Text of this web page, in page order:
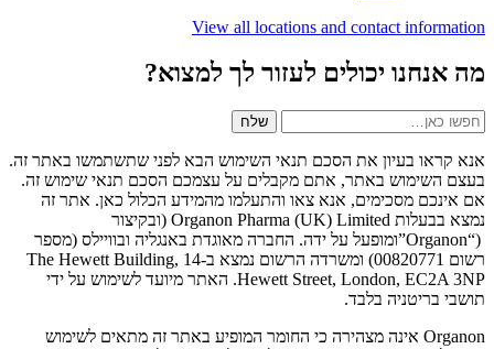
View all locations and contact information
מה אנחנו יכולים לעזור לך למצוא?
Search
site
לחפש
אחר:
שלח
אנא קראו בעיון את הסכם תנאי השימוש הבא לפני שתשתמשו באתר זה.
בעצם השימוש באתר, אתם מקבלים על עצמכם הסכם תנאי שימוש זה.
אם אינכם מסכימים, אנא צאו והתעלמו מהמידע הכלול כאן. אתר זה
נמצא בבעלות Organon Pharma (UK) Limited (ובקיצור
(“Organon”ומופעל על ידה. החברה מאוגדת באנגליה ובוויילס (מספר
רשום 00820771) ומשרדה הרשום נמצא ב-The Hewett Building, 14
Hewett Street, London, EC2A 3NP. האתר מיועד לשימוש על ידי
תושבי בריטניה בלבד.
Organon אינה מצהירה כי החומר המופיע באתר זה מתאים לשימוש